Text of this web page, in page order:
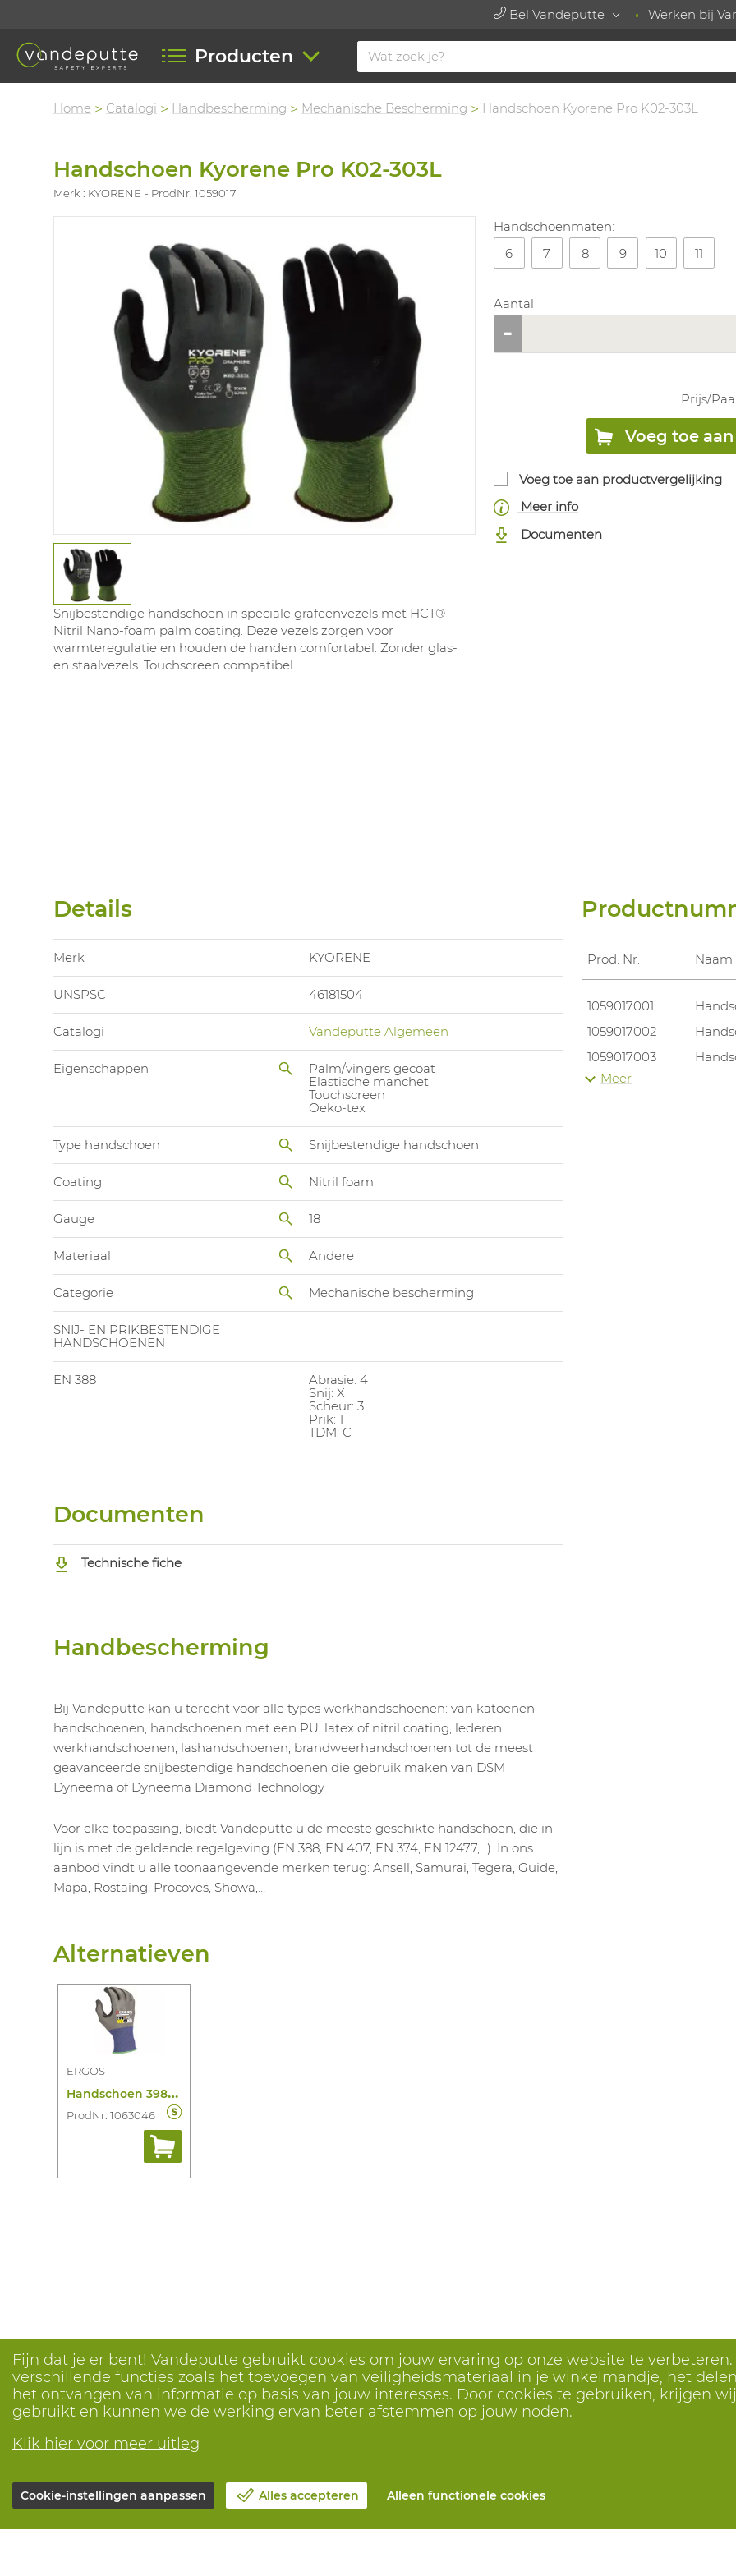
Bel Vandeputte Werken bij
Producten
Home Catalogi Handbescherming Mechanische Bescherming Handschoen Kyorene Pro K02-303L
Handschoen Kyorene Pro K02-303L
Merk : KYORENE ProdNr. 1059017
Snijbestendige handschoen in speciale grafeenvezels met HCT®
Nitril Nano-foam palm coating. Deze vezels zorgen voor
warmteregulatie en houden de handen comfortabel. Zonder glas-
en staalvezels. Touchscreen compatibel.
Handschoenmaten:
6
7 8 9 10 11
Aantal
Prijs/
Voeg toe
Voeg toe aan productvergelijking
Meer info
Documenten
Details
Merk KYORENE
UNSPSC 46181504
Catalogi Vandeputte Algemeen
Eigenschappen
Palm/vingers gecoat
Elastische manchet
Touchscreen
Oeko-tex
Type handschoen Snijbestendige handschoen
Coating Nitril foam
Gauge 18
Materiaal Andere
Categorie Mechanische bescherming
SNIJ- EN PRIKBESTENDIGE
HANDSCHOENEN
EN 388
Abrasie: 4
Snij: X
Scheur: 3
Prik: 1
TDM: C
Prod. Nr. Naam
1059017001
1059017002
1059017003
1059017004
Meer
Documenten
Technische fiche
Handbescherming
Bij Vandeputte kan u terecht voor alle types werkhandschoenen: van katoenen
handschoenen, handschoenen met een PU, latex of nitril coating, lederen
werkhandschoenen, lashandschoenen, brandweerhandschoenen tot de meest
geavanceerde snijbestendige handschoenen die gebruik maken van DSM
Dyneema of Dyneema Diamond Technology
Voor elke toepassing, biedt Vandeputte u de meeste geschikte handschoen, die in
lijn is met de geldende regelgeving (EN 388, EN 407, EN 374, EN 12477,…). In ons
aanbod vindt u alle toonaangevende merken terug: Ansell, Samurai, Tegera, Guide,
Mapa, Rostaing, Procoves, Showa,…
.
Alternatieven
ERGOS
H
andschoen 398330C / Gt-330
ProdNr. 1063046
Fijn dat je er bent! Vandeputte gebruikt cookies om jouw ervaring op onze website te
verschillende functies zoals het toevoegen van veiligheidsmateriaal in je winkelmandje, het
het ontvangen van informatie op basis van jouw interesses. Door cookies te gebruiken, krijgen
gebruikt en kunnen we de werking ervan beter afstemmen op jouw noden.
Klik hier voor meer uitleg
Cookie-instellingen aanpassen Alles accepteren Alleen functionele cookies